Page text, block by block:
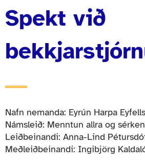
Spekt við
Nafn nemanda: Eyrún Harpa
Námsleið: Menntun allra og
Leiðbeinandi: Anna-Lind
Meðleiðbeinandi: Ingibjörg